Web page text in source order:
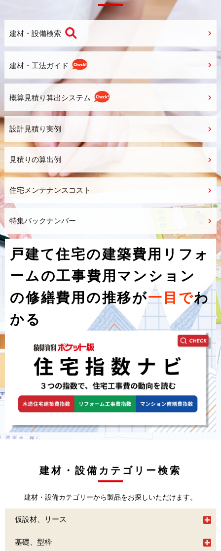
建材・設備検索
建材・工法ガイド
概算見積り算出システム
設計見積り実例
見積りの算出例
住宅メンテナンスコスト
特集バックナンバー
戸建て住宅の建築費用 リフォ
ームの工事費用 マンション
の修繕費用 の推移が一目でわ
かる
建材・設備カテゴリー検索
建材・設備カテゴリーから製品をお探しいただけます。
仮設材、リース
基礎、型枠